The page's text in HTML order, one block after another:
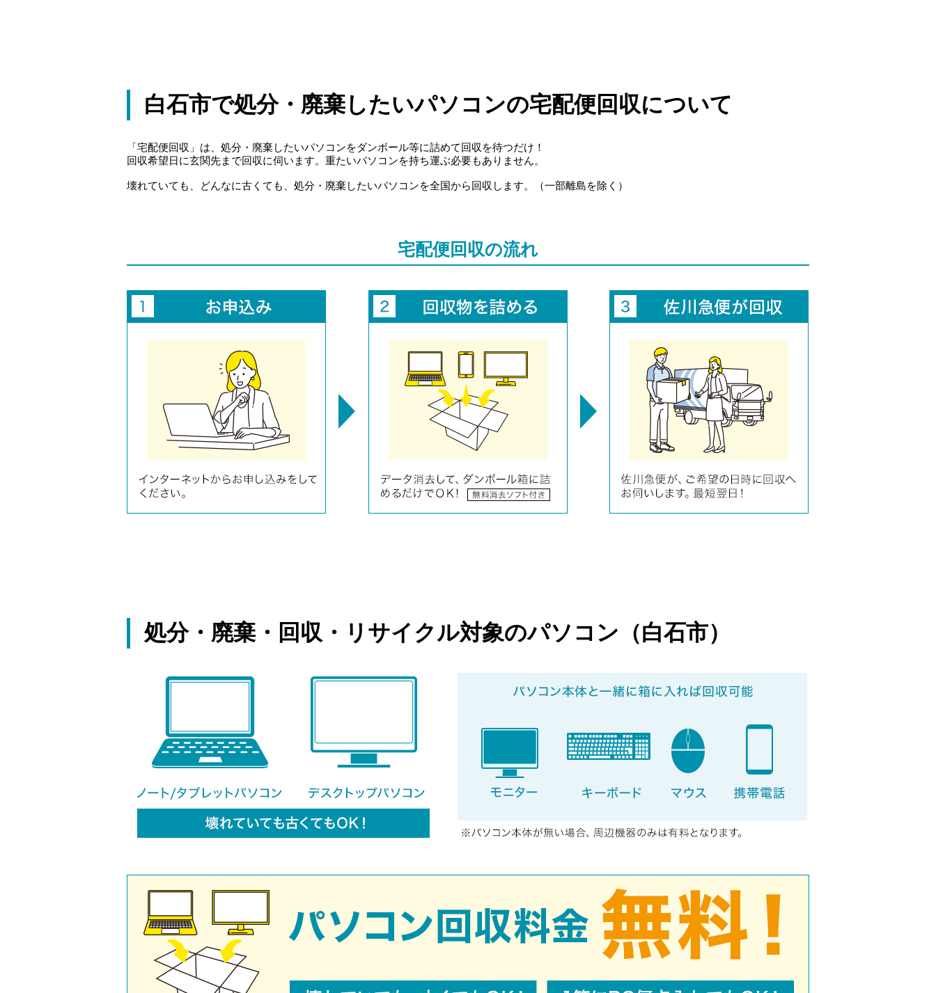
白石市で処分・廃棄したいパソコンの宅配便回収について
「宅配便回収」は、処分・廃棄したいパソコンをダンボール等に詰めて回収を待つだけ！
回収希望日に玄関先まで回収に伺います。重たいパソコンを持ち運ぶ必要もありません。
壊れていても、どんなに古くても、処分・廃棄したいパソコンを全国から回収します。（一部離島を除く）
宅配便回収の流れ
処分・廃棄・回収・リサイクル対象のパソコン（白石市）